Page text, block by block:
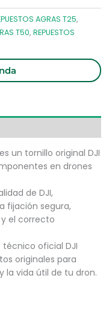
AGRAS T25,
T50, REPUESTOS
un tornillo original DJI
en drones
de DJI,
fijación segura,
el correcto
técnico oficial DJI
originales para
la vida útil de tu dron.